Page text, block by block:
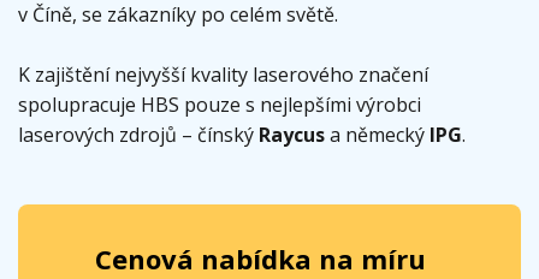
v Číně, se zákazníky po celém světě.
K zajištění nejvyšší kvality laserového značení
spolupracuje HBS pouze s nejlepšími výrobci
laserových zdrojů – čínský Raycusa německý IPG.
Cenová nabídka na míru